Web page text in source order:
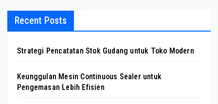
Recent Posts
Strategi Pencatatan Stok Gudang untuk Toko Modern
Keunggulan Mesin Continuous Sealer untuk
Pengemasan Lebih Efisien